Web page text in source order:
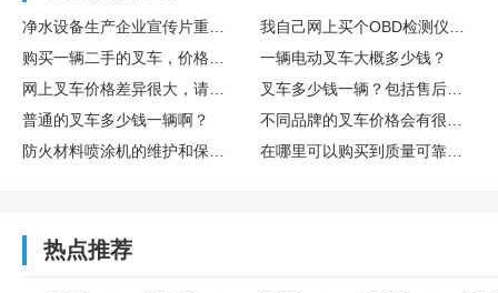
一辆电动叉车大概多少钱？
普通的叉车多少钱一辆啊？
热点推荐